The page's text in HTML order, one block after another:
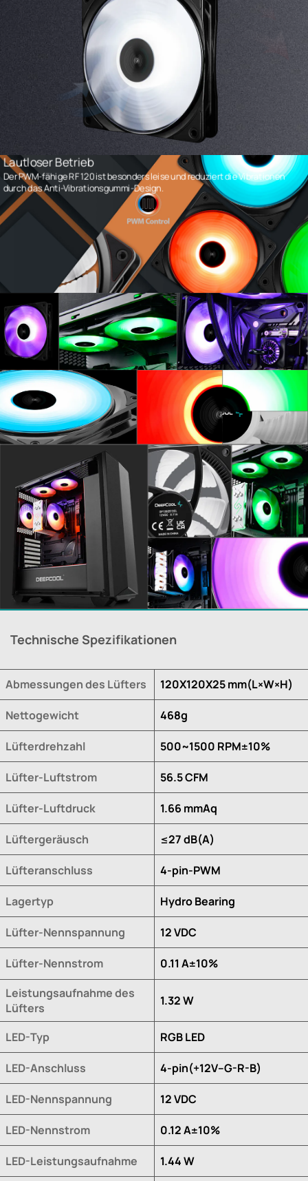
Lautloser Betrieb
Der PWM-fähige RF 120 ist besonders leise und reduziert die Vibrationen
durch das Anti-Vibrationsgummi-Design.
Technische Spezifikationen
Abmessungen des Lüfters 120X120X25 mm(L×W×H)
Nettogewicht 468g
Lüfterdrehzahl 500~1500 RPM±10%
Lüfter-Luftstrom 56.5 CFM
Lüfter-Luftdruck 1.66 mmAq
Lüftergeräusch ≤27 dB(A)
Lüfteranschluss 4-pin-PWM
Lagertyp Hydro Bearing
Lüfter-Nennspannung 12 VDC
Lüfter-Nennstrom
0.11 A±10%
Leistungsaufnahme des
Lüfters
1.32 W
LED-Typ RGB LED
LED-Anschluss 4-pin(+12V--G-R-B)
LED-Nennspannung 12 VDC
LED-Nennstrom 0.12 A±10%
LED-Leistungsaufnahme 1.44 W